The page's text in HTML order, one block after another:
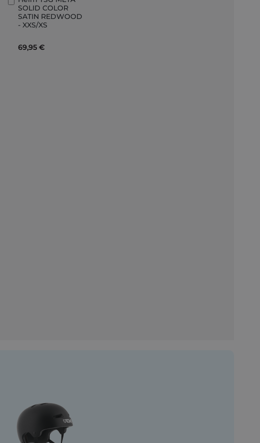
SOLID COLOR
SATIN REDWOOD
- XXS/XS
69,95 €
den
Warenkorb